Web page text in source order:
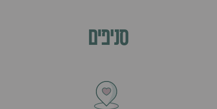
סניפים